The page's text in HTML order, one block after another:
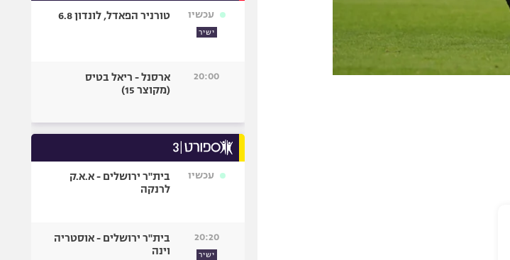
עכשיו
ישיר
טורניר הפאדל, לונדון 6.8
20:00
ארסנל - ריאל בטיס
(מקוצר 15)
עכשיו
בית"ר ירושלים - א.א.ק
לרנקה
20:20
ישיר
בית"ר ירושלים - אוסטריה
וינה